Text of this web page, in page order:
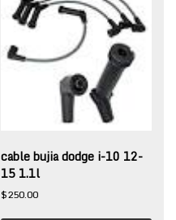
cable bujia dodge i-10 12-
15 1.1l
$250.00